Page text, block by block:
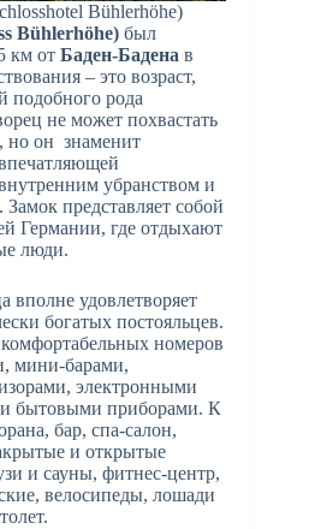
Bühlerhöhe)
Bühlerhöhe) был
км от Баден-Бадена в
– это возраст,
подобного рода
не может похвастать
но он знаменит
убранством и
представляет собой
Германии, где отдыхают
люди.
вполне удовлетворяет
богатых постояльцев.
номеров
мини-барами,
электронными
и бытовыми приборами. К
бар, спа-салон,
и открытые
и сауны, фитнес-центр,
велосипеды, лошади